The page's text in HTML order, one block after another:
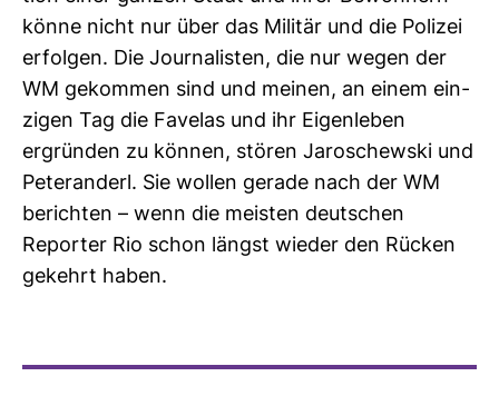
könne nicht nur über das Militär und die Polizei
erfolgen. Die Jour­na­listen, die nur wegen der
WM gekommen sind und meinen, an einem ein­
zigen Tag die Favelas und ihr Eigen­leben
ergründen zu können, stören Jaro­schewski und
Peter­an­derl. Sie wollen gerade nach der WM
berichten – wenn die meisten deut­schen
Reporter Rio schon längst wieder den Rücken
gekehrt haben.